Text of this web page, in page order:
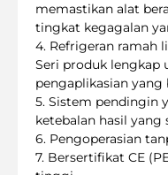
memastikan alat
tingkat kegagalan
4. Refrigeran ramah
Seri produk lengkap
pengaplikasian yang
5. Sistem pendingin
ketebalan hasil yang
6. Pengoperasian
7. Bersertifikat CE